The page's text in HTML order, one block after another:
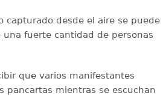
capturado desde el aire se puede
fuerte cantidad de personas
que varios manifestantes
pancartas mientras se escuchan